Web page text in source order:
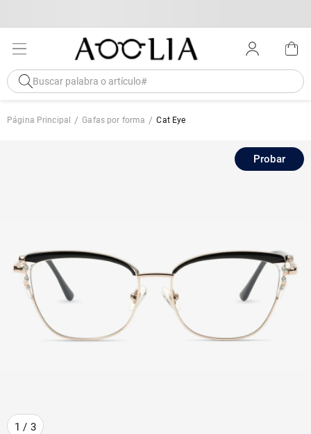
Página Principal Gafas por forma Cat Eye
1 / 3
Probar